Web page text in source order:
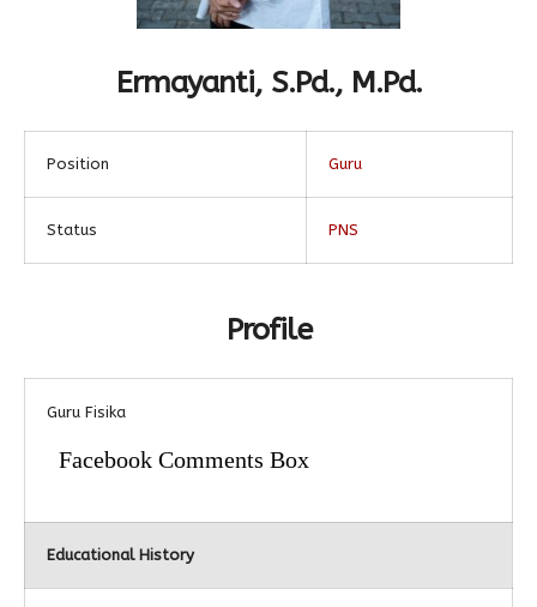
Antologi Puisi 2
Antologi Puisi 3
Antologi Puisi 4
Ermayanti, S.Pd., M.Pd.
Position Guru
Status PNS
Profile
Guru Fisika
Facebook Comments Box
Educational History